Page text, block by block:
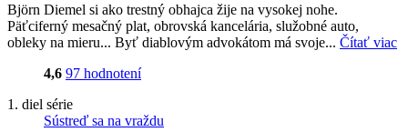
Björn Diemel si ako trestný obhajca žije na vysokej nohe.
Päťciferný mesačný plat, obrovská kancelária, služobné auto,
obleky na mieru... Byť diablovým advokátom má svoje... Čítať viac
4,6 97 hodnotení
1. diel série
Sústreď sa na vraždu